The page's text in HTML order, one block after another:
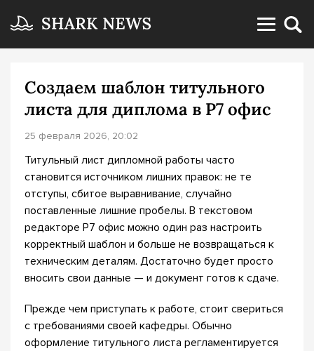
Создаем шаблон титульного
листа для диплома в Р7 офис
25 февраля 2026, 20:02
Титульный лист дипломной работы часто
становится источником лишних правок: не те
отступы, сбитое выравнивание, случайно
поставленные лишние пробелы. В текстовом
редакторе Р7 офис можно один раз настроить
корректный шаблон и больше не возвращаться к
техническим деталям. Достаточно будет просто
вносить свои данные — и документ готов к сдаче.
Прежде чем приступать к работе, стоит свериться
с требованиями своей кафедры. Обычно
оформление титульного листа регламентируется